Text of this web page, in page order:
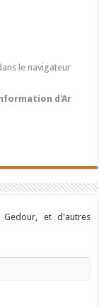
le navigateur
d'Ar
et d'autres